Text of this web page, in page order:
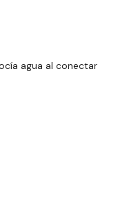
agua al conectar